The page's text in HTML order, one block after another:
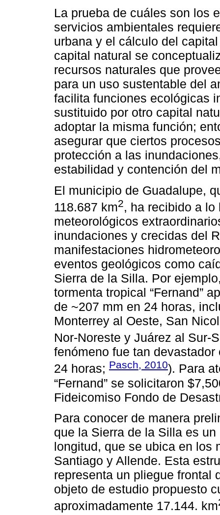
La prueba de cuáles son los
servicios ambientales
urbana y el cálculo del
capital natural se
recursos naturales que
para un uso sustentable del
facilita funciones ecológicas
sustituido por otro capital
adoptar la misma función;
asegurar que ciertos
protección a las
estabilidad y contención del
El municipio de Guadalupe,
118.687 km2, ha recibido a
meteorológicos
inundaciones y crecidas del
manifestaciones
eventos geológicos como
Sierra de la Silla. Por
tormenta tropical “Fernand”
de ~207 mm en 24 horas,
Monterrey al Oeste, San
Nor-Noreste y Juárez al Sur-
fenómeno fue tan devastador
24 horas; Pasch, 2010). Para
“Fernand” se solicitaron
Fideicomiso Fondo de
Para conocer de manera
que la Sierra de la Silla es
longitud, que se ubica en los
Santiago y Allende. Esta
representa un pliegue frontal
objeto de estudio propuesto
aproximadamente 17.144. km